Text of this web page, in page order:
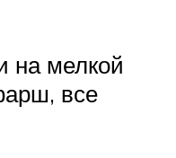
на мелкой
все